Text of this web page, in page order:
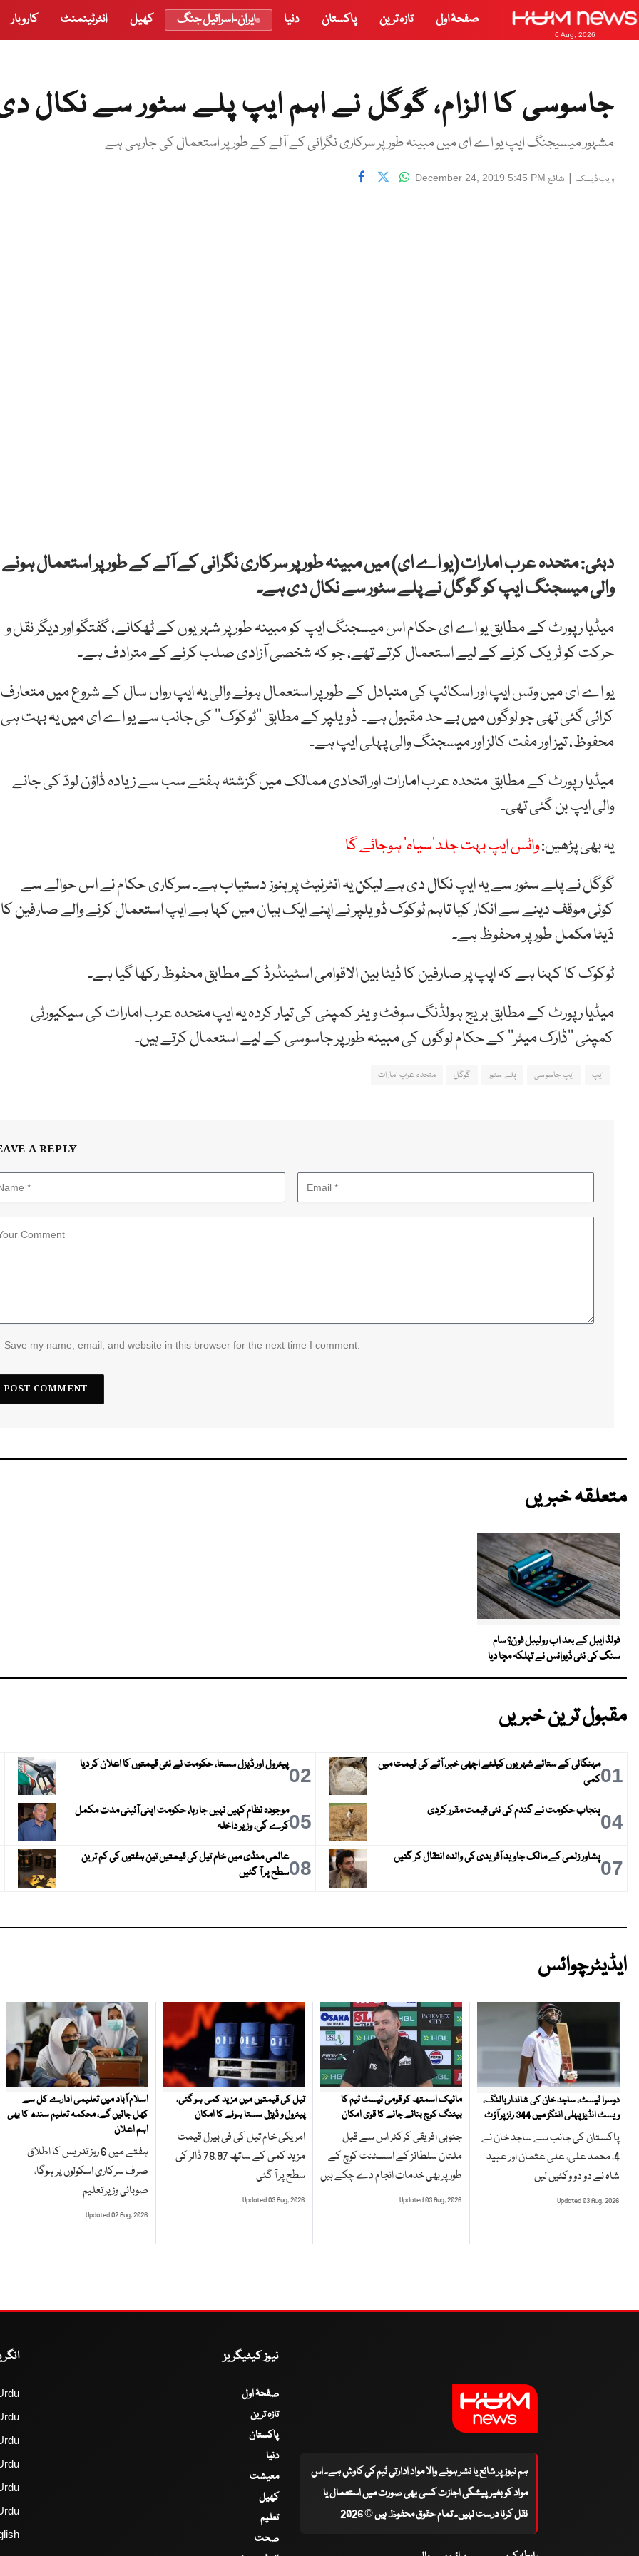
6 Aug, 2026
صفحۂ اول تازہ ترین پاکستان دنیا ایران-اسرائیل جنگ کھیل انٹرٹینمنٹ کاروبار
جاسوسی کا الزام، گوگل نے اہم ایپ پلے سٹور سے نکال
مشہور میسیجنگ ایپ یو اے ای میں مبینہ طور پر سرکاری نگرانی کے آلے کے طور پر استعمال کی جارہی ہے
ویب ڈیسک | شائع December 24, 2019 5:45 PM
دبئی: متحدہ عرب امارات (یو اے ای) میں مبینہ طور پر سرکاری نگرانی کے آلے کے طور پر استعمال ہونے
والی میسجنگ ایپ کو گوگل نے پلے سٹور سے نکال دی ہے۔
میڈیا رپورٹ کے مطابق یو اے ای حکام اس میسجنگ ایپ کو مبینہ طور پر شہریوں کے ٹھکانے، گفتگو اور دیگر نقل و
حرکت کو ٹریک کرنے کے لیے استعمال کرتے تھے، جو کہ شخصی آزادی صلب کرنے کے مترادف ہے۔
یو اے ای میں وٹس ایپ اور اسکائپ کی متبادل کے طور پر استعمال ہونے والی یہ ایپ رواں سال کے شروع میں متعارف
کرائی گئی تھی جو لوگوں میں بے حد مقبول ہے۔ ڈویلپر کے مطابق ’’ٹوکوک‘‘ کی جانب سے یو اے ای میں یہ بہت ہی
محفوظ، تیز اور مفت کالز اور میسجنگ والی پہلی ایپ ہے۔
میڈیا رپورٹ کے مطابق متحدہ عرب امارات اور اتحادی ممالک میں گزشتہ ہفتے سب سے زیادہ ڈاؤن لوڈ کی جانے
والی ایپ بن گئی تھی۔
یہ بھی پڑھیں:واٹس ایپ بہت جلد’سیاہ‘ ہوجائے گا
گوگل نے پلے سٹور سے یہ ایپ نکال دی ہے لیکن یہ انٹرنیٹ پر ہنوز دستیاب ہے۔ سرکاری حکام نے اس حوالے سے
کوئی موقف دینے سے انکار کیا تاہم ٹوکوک ڈویلپر نے اپنے ایک بیان میں کہا ہے ایپ استعمال کرنے والے صارفین کا
ڈیٹا مکمل طور پر محفوظ ہے۔
ٹوکوک کا کہنا ہے کہ اپپ پر صارفین کا ڈیٹا بین الاقوامی اسٹینڈرڈ کے مطابق محفوظ رکھا گیا ہے۔
میڈیا رپورٹ کے مطابق بریج ہولڈنگ سوٖفٹ ویئر کمپنی کی تیار کردہ یہ ایپ متحدہ عرب امارات کی سیکیورٹی
کمپنی ’’ڈارک میٹر‘‘ کے حکام لوگوں کی مبینہ طور پر جاسوسی کے لیے استعمال کرتے ہیں۔
ایپ ایپ جاسوسی پلے سٹور گوگل متحدہ عرب امارات
A REPLY
Save my name, email, and website in this browser for the next time I comment.
متعلقہ خبریں
فولڈ ایبل کے بعد اب رولیبل فون؟ سام
سنگ کی نئی ڈیوائس نے تہلکہ مچا دیا
مقبول ترین خبریں
01مہنگائی کے ستائے شہریوں کیلئے اچھی خبر، آٹے کی قیمت میں
کمی
02پیٹرول اور ڈیزل سستا، حکومت نے نئی قیمتوں کا اعلان کر دیا
04پنجاب حکومت نے گندم کی نئی قیمت مقرر کردی 05موجودہ نظام کہیں نہیں جا رہا، حکومت اپنی آئینی مدت مکمل
کرے گی، وزیر داخلہ
07پشاور زلمی کے مالک جاوید آفریدی کی والدہ انتقال کر گئیں 08عالمی منڈی میں خام تیل کی قیمتیں تین ہفتوں کی کم ترین
سطح پر آ گئیں
ایڈیٹرچوائس
دوسرا ٹیسٹ، ساجد خان کی شاندار بالنگ،
ویسٹ انڈیز پہلی اننگز میں 344 رنز پر آؤٹ
پاکستان کی جانب سے ساجد خان نے
4، محمد علی، علی عثمان اور عبید
شاہ نے دو دو وکٹیں لیں
Updated 03 Aug, 2026
مائیک اسمتھ کو قومی ٹیسٹ ٹیم کا
بیٹنگ کوچ بنائے جانے کا قوی امکان
جنوبی افریقی کرکٹر اس سے قبل
ملتان سلطانز کے اسسٹنٹ کوچ کے
طور پر بھی خدمات انجام دے چکے ہیں
Updated 03 Aug, 2026
تیل کی قیمتوں میں مزید کمی ہو گئی،
پیٹرول و ڈیزل سستا ہونے کا امکان
امریکی خام تیل کی فی بیرل قیمت
مزید کمی کے ساتھ 78.97 ڈالر کی
سطح پر آ گئی
Updated 03 Aug, 2026
اسلام آباد میں تعلیمی ادارے کل سے
کھل جائیں گے، محکمہ تعلیم سندھ کا بھی
اہم اعلان
ہفتے میں 6 روز تدریس کا اطلاق
صرف سرکاری اسکولوں پر ہوگا،
صوبائی وزیر تعلیم
Updated 02 Aug, 2026
ہم نیوز پر شائع یا نشر ہونے والا مواد ادارتی ٹیم کی کاوش ہے۔ اس
مواد کو بغیر پیشگی اجازت کسی بھی صورت میں استعمال یا
نقل کرنا درست نہیں۔ تمام حقوق محفوظ ہیں © 2026
نیوز کیٹیگریز
صفحۂ اول
تازہ ترین
پاکستان
دنیا
معیشت
کھیل
تعلیم
صحت